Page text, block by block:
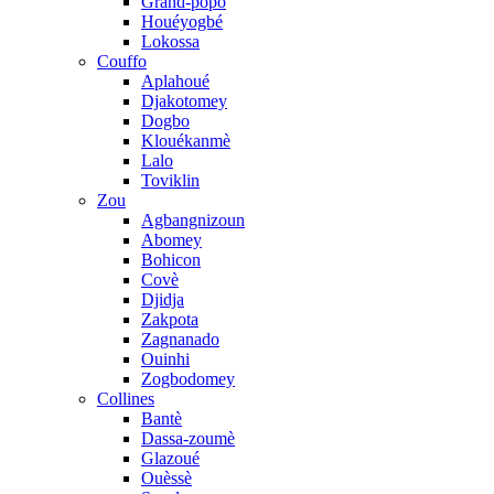
Houéyogbé
Lokossa
Couffo
Aplahoué
Djakotomey
Dogbo
Klouékanmè
Lalo
Toviklin
Zou
Agbangnizoun
Abomey
Bohicon
Covè
Djidja
Zakpota
Zagnanado
Ouinhi
Zogbodomey
Collines
Bantè
Dassa-zoumè
Glazoué
Ouèssè